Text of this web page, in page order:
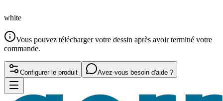
white
Vous pouvez télécharger votre dessin après avoir terminé votre
commande.
Configurer le produit Avez-vous besoin d'aide ?